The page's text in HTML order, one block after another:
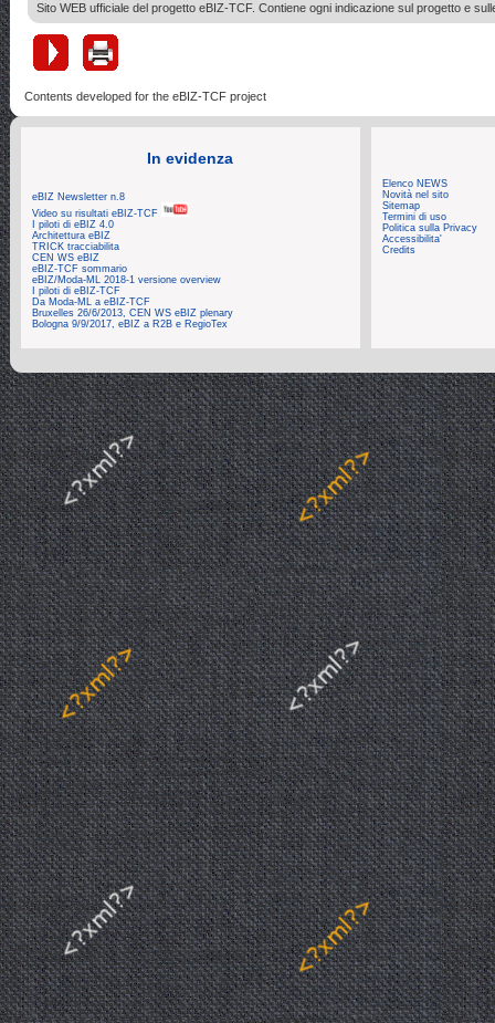
Sito WEB ufficiale del progetto eBIZ-TCF. Contiene ogni indicazione sul progetto e
Contents developed for the eBIZ-TCF project
In evidenza
eBIZ Newsletter n.8
Video su risultati eBIZ-TCF
I piloti di eBIZ 4.0
Architettura eBIZ
TRICK tracciabilita
CEN WS eBIZ
eBIZ-TCF sommario
eBIZ/Moda-ML 2018-1 versione overview
I piloti di eBIZ-TCF
Da Moda-ML a eBIZ-TCF
Bruxelles 26/6/2013, CEN WS eBIZ plenary
Bologna 9/9/2017, eBIZ a R2B e RegioTex
Elenco NEWS
Novità nel sito
Sitemap
Termini di uso
Politica sulla Privacy
Accessibilita'
Credits